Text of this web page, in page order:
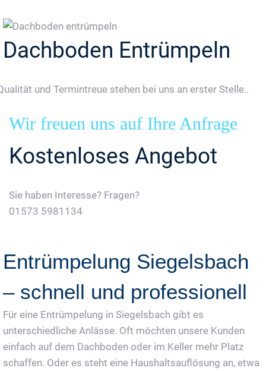
Dachboden Entrümpeln
und Termintreue stehen bei uns an erster Stelle..
Wir freuen uns auf Ihre Anfrage
Kostenloses Angebot
Sie haben Interesse? Fragen?
01573 5981134
Entrümpelung Siegelsbach
– schnell und professionell
Für eine Entrümpelung in Siegelsbach gibt es
unterschiedliche Anlässe. Oft möchten unsere Kunden
einfach auf dem Dachboden oder im Keller mehr Platz
schaffen. Oder es steht eine Haushaltsauflösung an, etwa